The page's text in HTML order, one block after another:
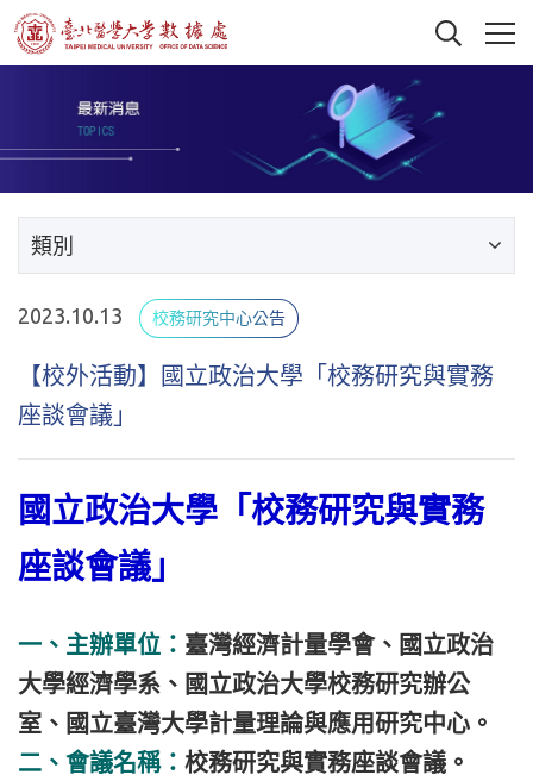
類別
2023.10.13 校務研究中心公告
【校外活動】國立政治大學「校務研究與實務
座談會議」
國立政治大學「校務研究與實務
座談會議」
一、主辦單位： 臺灣經濟計量學會、國立政治
大學經濟學系、國立政治大學校務研究辦公
室、國立臺灣大學計量理論與應用研究中心。
二、會議名稱： 校務研究與實務座談會議。